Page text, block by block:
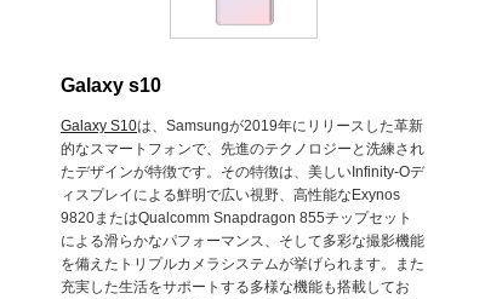
Galaxy s10
Galaxy S10は、Samsungが2019年にリリースした革新
的なスマートフォンで、先進のテクノロジーと洗練され
たデザインが特徴です。その特徴は、美しいInfinity-Oデ
ィスプレイによる鮮明で広い視野、高性能なExynos
9820またはQualcomm Snapdragon 855チップセット
による滑らかなパフォーマンス、そして多彩な撮影機能
を備えたトリプルカメラシステムが挙げられます。また
充実した生活をサポートする多様な機能も搭載してお